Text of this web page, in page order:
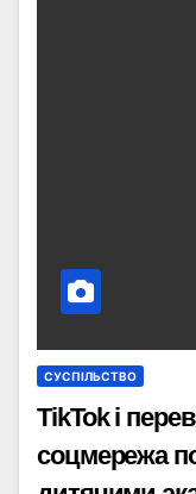
СУСПІЛЬСТВО
TikTok і
соцмережа